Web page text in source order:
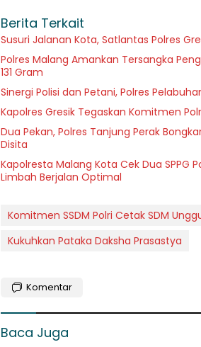
Berita Terkait
Susuri Jalanan Kota, Satlantas Polres
Polres Malang Amankan Tersangka
131 Gram
Sinergi Polisi dan Petani, Polres
Kapolres Gresik Tegaskan Komitmen
Dua Pekan, Polres Tanjung Perak
Disita
Kapolresta Malang Kota Cek Dua SPPG
Limbah Berjalan Optimal
Komitmen SSDM Polri Cetak SDM
Kukuhkan Pataka Daksha Prasastya
Komentar
Baca Juga